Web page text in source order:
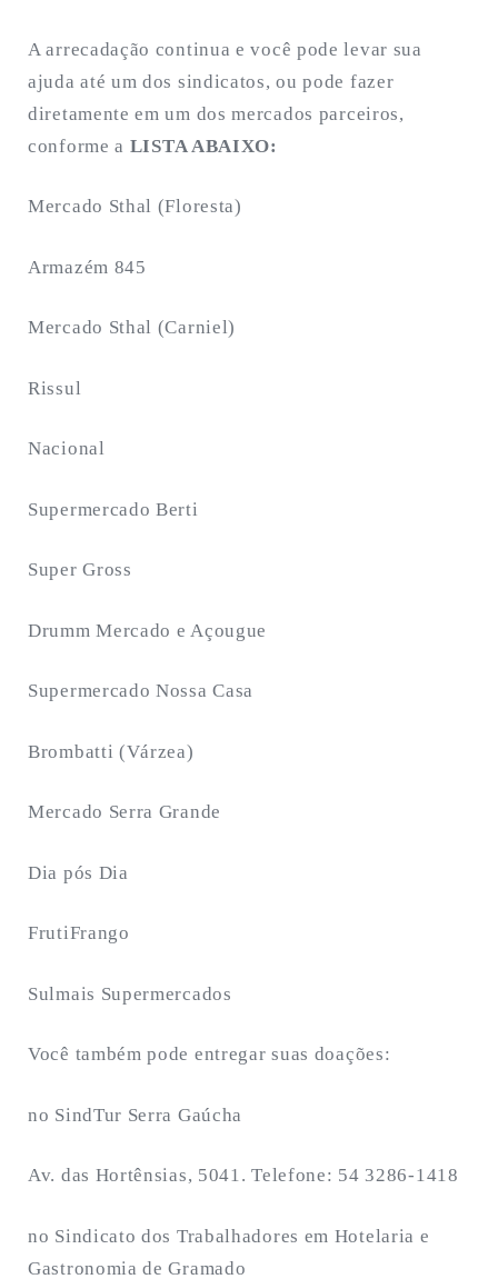
A arrecadação continua e você pode levar sua
ajuda até um dos sindicatos, ou pode fazer
diretamente em um dos mercados parceiros,
conforme a LISTA ABAIXO:
Mercado Sthal (Floresta)
Armazém 845
Mercado Sthal (Carniel)
Rissul
Nacional
Supermercado Berti
Super Gross
Drumm Mercado e Açougue
Supermercado Nossa Casa
Brombatti (Várzea)
Mercado Serra Grande
Dia pós Dia
FrutiFrango
Sulmais Supermercados
Você também pode entregar suas doações:
no SindTur Serra Gaúcha
Av. das Hortênsias, 5041. Telefone: 54 3286-1418
no Sindicato dos Trabalhadores em Hotelaria e
Gastronomia de Gramado